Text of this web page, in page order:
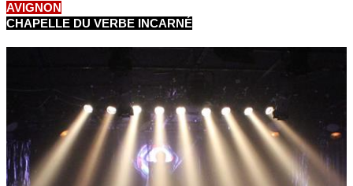
LE CLUB
AVIGNON
CHAPELLE DU VERBE INCARNÉ